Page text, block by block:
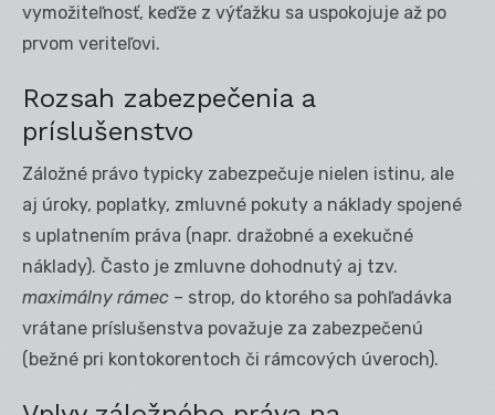
vymožiteľnosť, keďže z výťažku sa uspokojuje až po
prvom veriteľovi.
Rozsah zabezpečenia a
príslušenstvo
Záložné právo typicky zabezpečuje nielen istinu, ale
aj úroky, poplatky, zmluvné pokuty a náklady spojené
s uplatnením práva (napr. dražobné a exekučné
náklady). Často je zmluvne dohodnutý aj tzv.
maximálny rámec – strop, do ktorého sa pohľadávka
vrátane príslušenstva považuje za zabezpečenú
(bežné pri kontokorentoch či rámcových úveroch).